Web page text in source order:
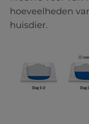
hoeveelheden
huisdier.